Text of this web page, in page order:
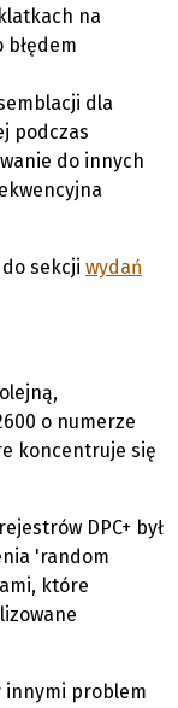
na
błędem
dla
podczas
do innych
sekcji wydań
o numerze
koncentruje się
DPC+ był
'random
które
innymi problem